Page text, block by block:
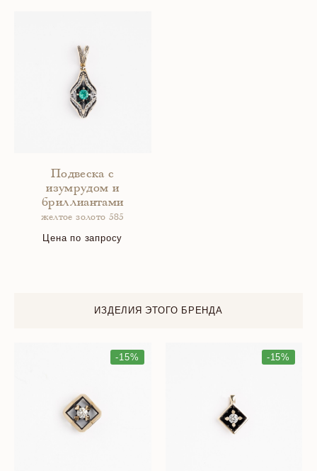
Подвеска с
изумрудом и
бриллиантами
желтое золото 585
Цена по запросу
ИЗДЕЛИЯ ЭТОГО БРЕНДА
-15% -15%